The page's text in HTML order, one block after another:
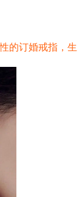
的订婚戒指，生